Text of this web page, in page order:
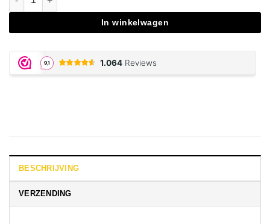
In winkelwagen
BESCHRIJVING
VERZENDING